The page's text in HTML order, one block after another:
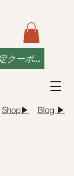
Blog ▶︎
Shop▶︎
LINE追加(限定クーポンなど)